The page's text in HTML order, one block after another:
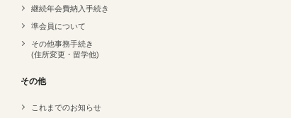
継続年会費納入手続き
準会員について
その他事務手続き
(住所変更・留学他)
その他
これまでのお知らせ